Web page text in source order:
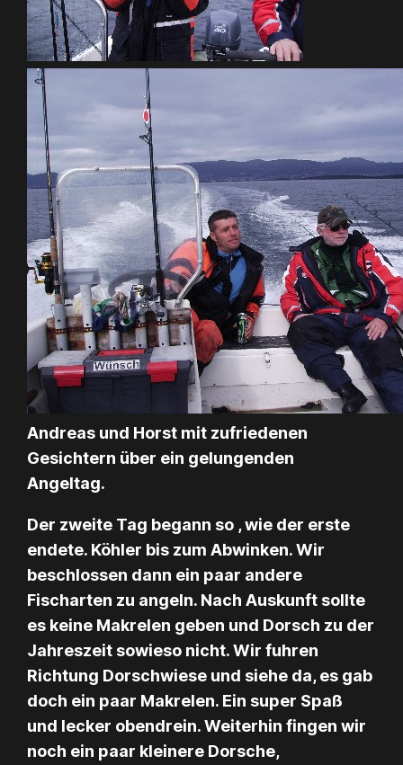
Andreas und Horst mit zufriedenen
Gesichtern über ein gelungenden
Angeltag.
Der zweite Tag begann so , wie der erste
endete. Köhler bis zum Abwinken. Wir
beschlossen dann ein paar andere
Fischarten zu angeln. Nach Auskunft sollte
es keine Makrelen geben und Dorsch zu der
Jahreszeit sowieso nicht. Wir fuhren
Richtung Dorschwiese und siehe da, es gab
doch ein paar Makrelen. Ein super Spaß
und lecker obendrein. Weiterhin fingen wir
noch ein paar kleinere Dorsche,